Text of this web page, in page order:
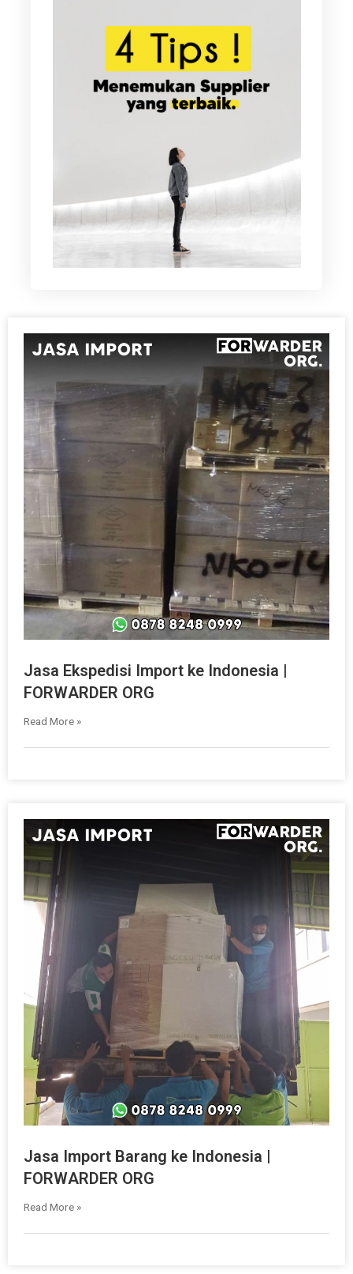
Jasa Ekspedisi Import ke Indonesia |
FORWARDER ORG
Read More »
Jasa Import Barang ke Indonesia |
FORWARDER ORG
Read More »